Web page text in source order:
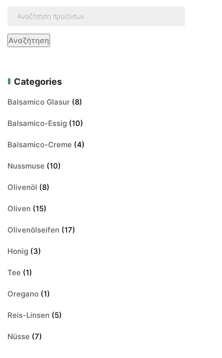
Αναζήτηση
Categories
Balsamico Glasur (8)
Balsamico-Essig (10)
Balsamico-Creme (4)
Nussmuse (10)
Olivenöl (8)
Oliven (15)
Olivenölseifen (17)
Honig (3)
Tee (1)
Oregano (1)
Reis-Linsen (5)
Nüsse (7)